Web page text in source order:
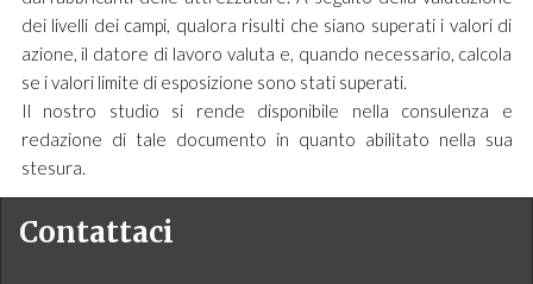
dei livelli dei campi, qualora risulti che siano superati i valori di
azione, il datore di lavoro valuta e, quando necessario, calcola
se i valori limite di esposizione sono stati superati.
Il nostro studio si rende disponibile nella consulenza e
redazione di tale documento in quanto abilitato nella sua
stesura.
Contattaci